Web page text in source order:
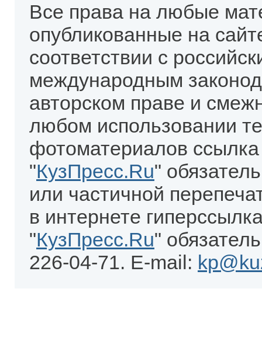
Все права на любые
опубликованные на
соответствии с
международным
авторском праве и
любом использовании
фотоматериалов
"КузПресс.Ru"
или частичной
в интернете
"КузПресс.Ru"
226-04-71. E-mail: